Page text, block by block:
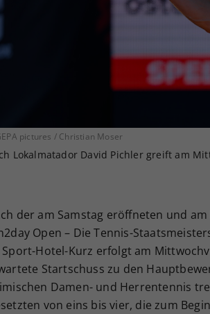
pictures / Christian Moser
Lokalmatador David Pichler greift am
der am Samstag eröffneten und
Open – Die Tennis-
Sport-Hotel-Kurz erfolgt am
Startschuss zu den
Damen- und Herrentennis
von eins bis vier, die zum